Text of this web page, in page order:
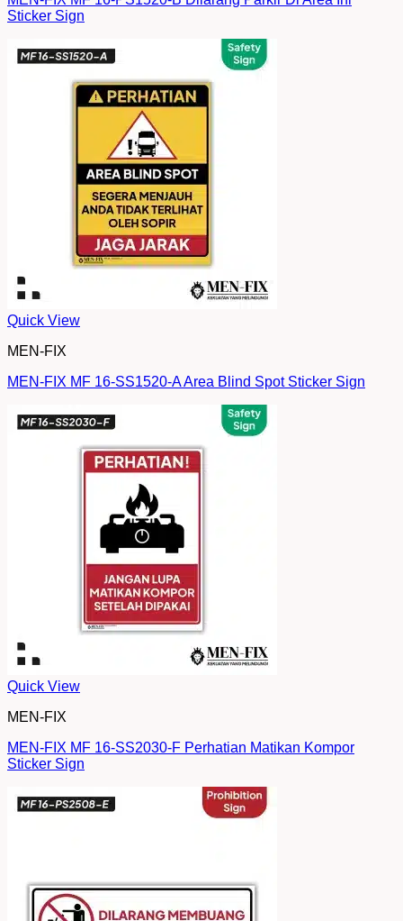
Sticker Sign
Quick View
MEN-FIX
MEN-FIX MF 16-SS1520-A Area Blind Spot Sticker Sign
Quick View
MEN-FIX
MEN-FIX MF 16-SS2030-F Perhatian Matikan Kompor
Sticker Sign